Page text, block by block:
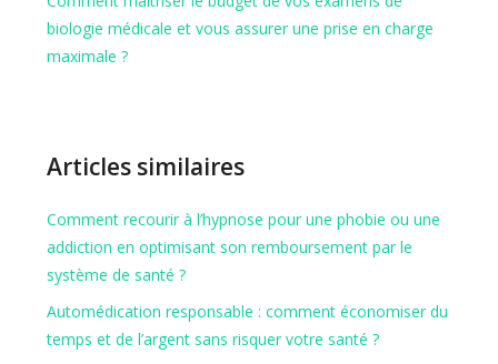
biologie médicale et vous assurer une prise en charge
maximale ?
Articles similaires
Comment recourir à l’hypnose pour une phobie ou une
addiction en optimisant son remboursement par le
système de santé ?
Automédication responsable : comment économiser du
temps et de l’argent sans risquer votre santé ?